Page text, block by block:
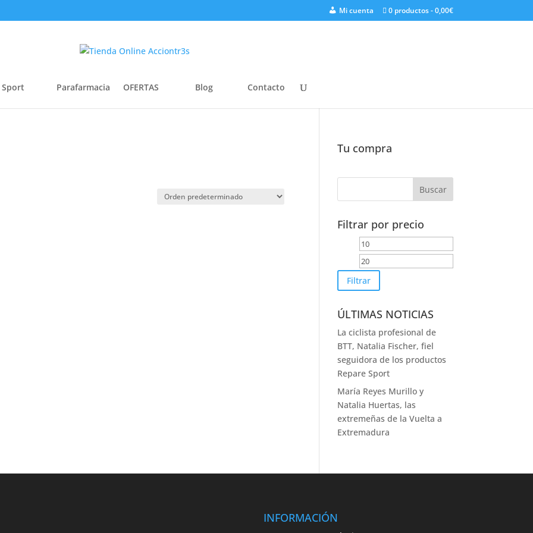
Mi cuenta 0 productos 0,00€
Sport Parafarmacia OFERTAS Blog Contacto
Tu compra
Filtrar por precio
Precio
mínimo
Filtrar
ÚLTIMAS NOTICIAS
La ciclista profesional de
BTT, Natalia Fischer, fiel
seguidora de los productos
Repare Sport
María Reyes Murillo y
Natalia Huertas, las
extremeñas de la Vuelta a
Extremadura
INFORMACIÓN